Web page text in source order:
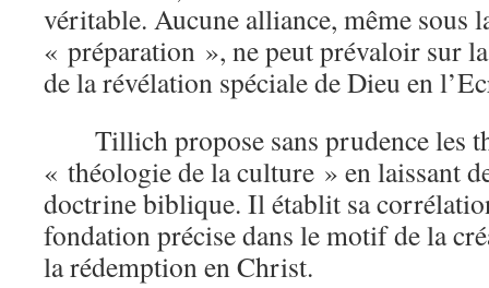
véritable. Aucune alliance, même sous
« préparation », ne peut prévaloir sur
de la révélation spéciale de Dieu en
Tillich propose sans prudence les
« théologie de la culture » en laissant
doctrine biblique. Il établit sa
fondation précise dans le motif de la
la rédemption en Christ.